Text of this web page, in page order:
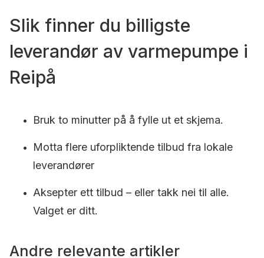
Slik finner du billigste
leverandør av varmepumpe i
Reipå
Bruk to minutter på å fylle ut et skjema.
Motta flere uforpliktende tilbud fra lokale
leverandører
Aksepter ett tilbud – eller takk nei til alle.
Valget er ditt.
Andre relevante artikler